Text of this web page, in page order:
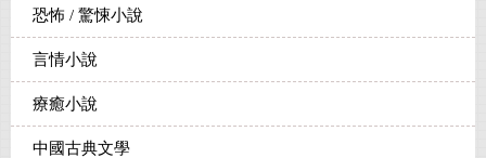
恐怖 / 驚悚小說
言情小說
療癒小說
中國古典文學